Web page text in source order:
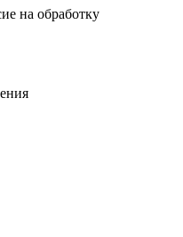
на обработку